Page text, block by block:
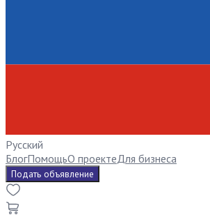
Русский
БлогПомощьО проектеДля бизнеса
Подать объявление